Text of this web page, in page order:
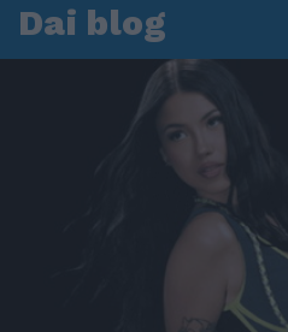
Dai blog